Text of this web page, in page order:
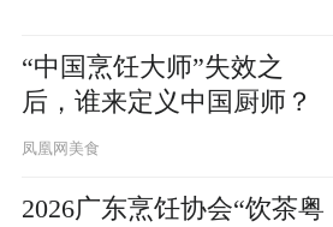
“中国烹饪大师”失效之
后，谁来定义中国厨师？
凤凰网美食
2026广东烹饪协会“饮茶粤